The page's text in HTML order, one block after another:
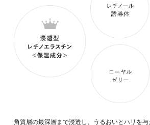
角質層の最深層まで浸透し、うるおいとハリを与